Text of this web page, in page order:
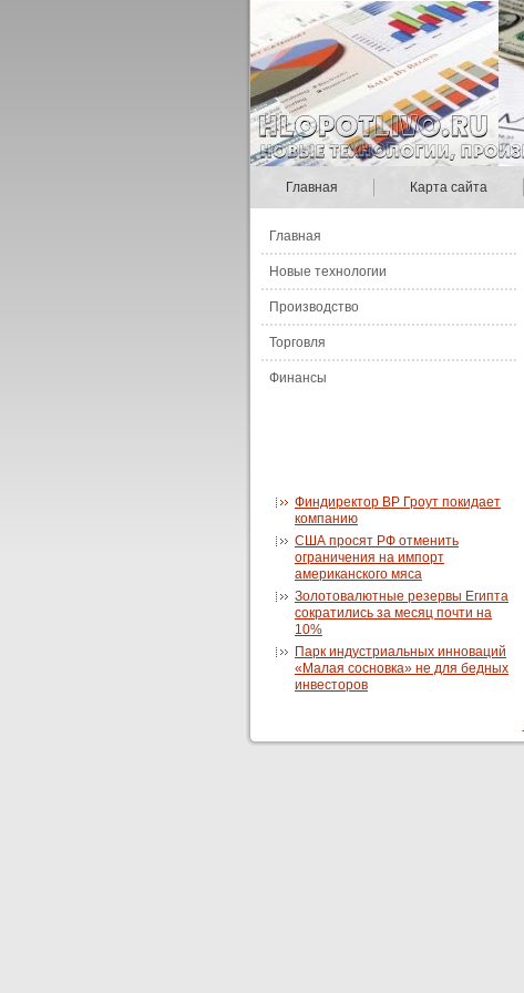
Главная Карта сайта
Главная
Новые технологии
Производство
Торговля
Финансы
Финдиректор BP Гроут покидает
компанию
США просят РФ отменить
ограничения на импорт
американского мяса
Золотовалютные резервы Египта
сократились за месяц почти на
10%
Парк индустриальных инноваций
«Малая сосновка» не для бедных
инвесторов